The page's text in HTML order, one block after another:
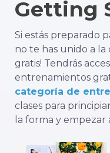
Getting
Si estás preparado
no te has unido a la
gratis! Tendrás
entrenamientos
categoría de
clases para
la forma y empezar